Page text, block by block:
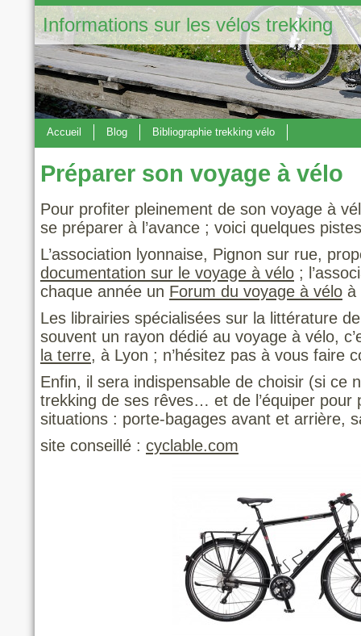
Informations sur les vélos trekking
Accueil Blog Bibliographie trekking vélo
Préparer son voyage à vélo
Pour profiter pleinement de son voyage à
se préparer à l’avance ; voici quelques
L’association lyonnaise, Pignon sur rue,
documentation sur le voyage à vélo ;
chaque année un Forum du voyage à vélo à
Les librairies spécialisées sur la littérature
souvent un rayon dédié au voyage à vélo,
la terre, à Lyon ; n’hésitez pas à vous faire
Enfin, il sera indispensable de choisir (si ce
trekking de ses rêves… et de l’équiper pour
situations : porte-bagages avant et arrière,
site conseillé : cyclable.com